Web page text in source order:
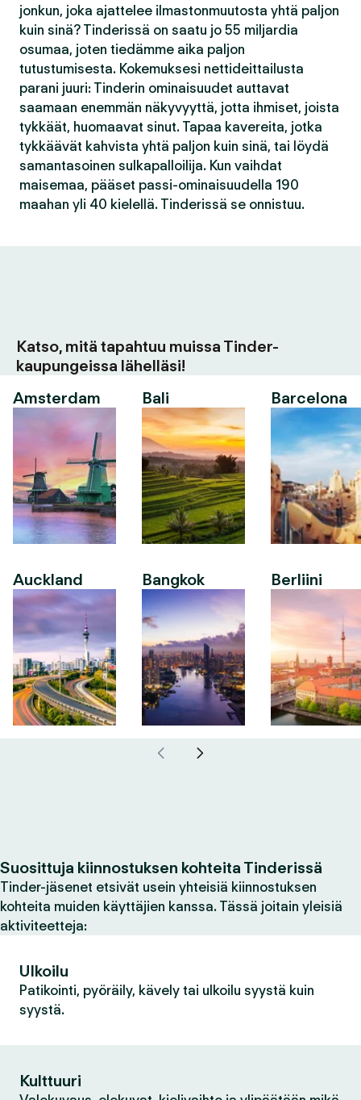
jonkun, joka ajattelee ilmastonmuutosta yhtä paljon
kuin sinä? Tinderissä on saatu jo 55 miljardia
osumaa, joten tiedämme aika paljon
tutustumisesta. Kokemuksesi nettideittailusta
parani juuri: Tinderin ominaisuudet auttavat
saamaan enemmän näkyvyyttä, jotta ihmiset, joista
tykkäät, huomaavat sinut. Tapaa kavereita, jotka
tykkäävät kahvista yhtä paljon kuin sinä, tai löydä
samantasoinen sulkapalloilija. Kun vaihdat
maisemaa, pääset passi-ominaisuudella 190
maahan yli 40 kielellä. Tinderissä se onnistuu.
Katso, mitä tapahtuu muissa Tinder-
kaupungeissa lähelläsi!
Amsterdam
Auckland
Bali
Bangkok
Barcelona
Berliini
Suosittuja kiinnostuksen kohteita Tinderissä
Tinder-jäsenet etsivät usein yhteisiä kiinnostuksen
kohteita muiden käyttäjien kanssa. Tässä joitain yleisiä
aktiviteetteja:
Ulkoilu
Patikointi, pyöräily, kävely tai ulkoilu syystä kuin
syystä.
Kulttuuri